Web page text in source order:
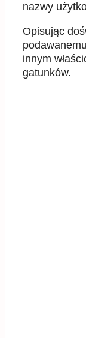
nazwy
Opisując
innym
gatunków.